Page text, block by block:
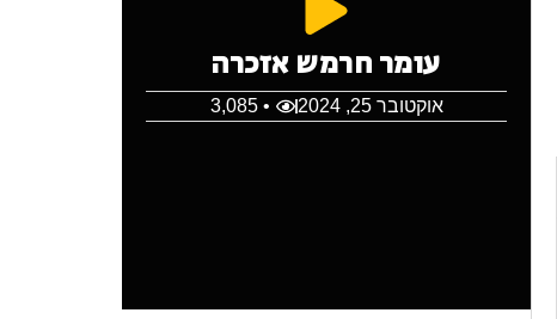
עומר חרמש אזכרה
אוקטובר 25, 2024 • 3,085